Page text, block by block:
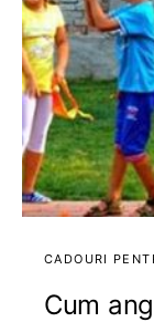
CADOURI
Cum